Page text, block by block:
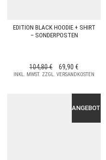
EDITION BLACK HOODIE + SHIRT
– SONDERPOSTEN
104,80€
URSPRÜNGLICHER
PREIS
104,80 €
69,90 €AKTUELLER
PREIS
69,90 €.
INKL. MWST. ZZGL. VERSANDKOSTEN
ANGEBOT!